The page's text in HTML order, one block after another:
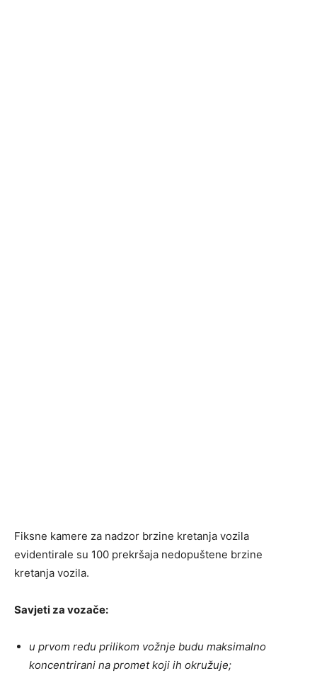
Fiksne kamere za nadzor brzine kretanja vozila
evidentirale su 100 prekršaja nedopuštene brzine
kretanja vozila.
Savjeti za vozače:
u prvom redu prilikom vožnje budu maksimalno
koncentrirani na promet koji ih okružuje;